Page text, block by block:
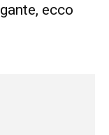
ecco